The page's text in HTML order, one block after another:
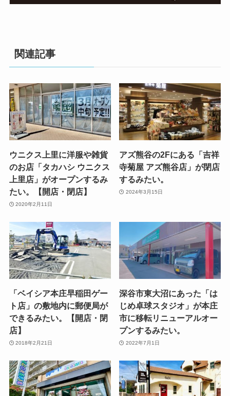
関連記事
ウニクス上里に洋服や雑貨
のお店「タカハシ ウニクス
上里店」がオープンするみ
たい。【開店・閉店】
2020年2月11日
アズ熊谷の2Fにある「吉祥
寺菊屋 アズ熊谷店」が閉店
するみたい。
2024年3月15日
「ベイシア本庄早稲田ゲー
ト店」の敷地内に郵便局が
できるみたい。【開店・閉
店】
2018年2月21日
深谷市東大沼にあった「は
じめ卓球スタジオ」が本庄
市に移転リニューアルオー
プンするみたい。
2022年7月1日